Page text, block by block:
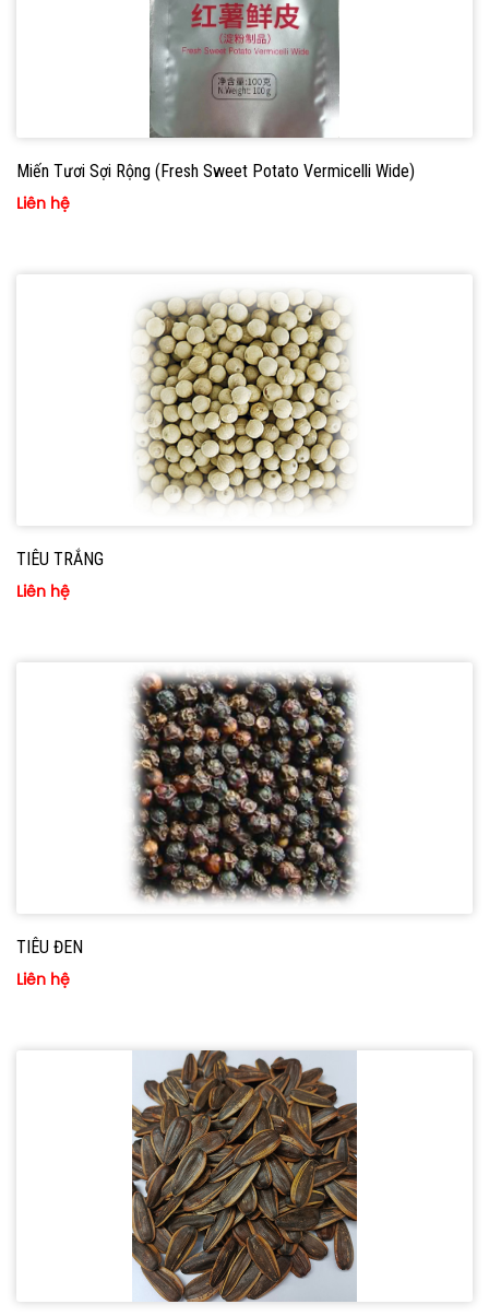
Miến Tươi Sợi Rộng (Fresh Sweet Potato Vermicelli Wide)
Liên hệ
TIÊU TRẮNG
Liên hệ
TIÊU ĐEN
Liên hệ